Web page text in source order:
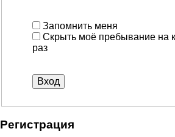
Запомнить меня
Скрыть моё пребывание на
раз
Регистрация